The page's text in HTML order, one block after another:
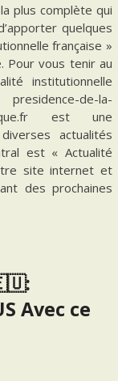
plus complète qui
quelques
française »
Pour vous tenir au
institutionnelle
de-la-
est une
actualités
est « Actualité
site internet et
des prochaines
Avec ce